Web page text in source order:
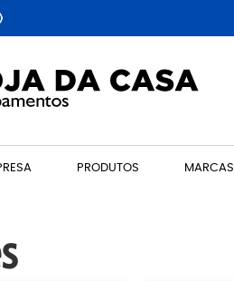
PRODUTOS MARCAS